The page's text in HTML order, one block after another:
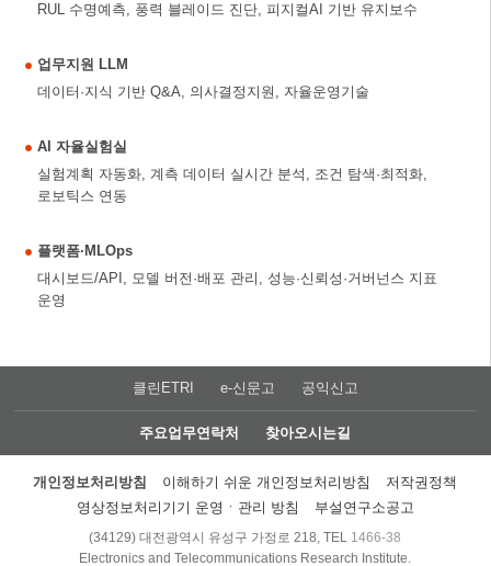
RUL 수명예측, 풍력 블레이드 진단, 피지컬AI 기반 유지보수
업무지원 LLM
데이터·지식 기반 Q&A, 의사결정지원, 자율운영기술
AI 자율실험실
실험계획 자동화, 계측 데이터 실시간 분석, 조건 탐색·최적화,
로보틱스 연동
플랫폼·MLOps
대시보드/API, 모델 버전·배포 관리, 성능·신뢰성·거버넌스 지표
운영
클린ETRI e-신문고 공익신고
주요업무연락처 찾아오시는길
개인정보처리방침 이해하기 쉬운 개인정보처리방침
저작권정책
영상정보처리기기 운영ㆍ관리 방침
부설연구소공고
(34129) 대전광역시 유성구 가정로 218, TEL 1466-38
Electronics and Telecommunications Research Institute.